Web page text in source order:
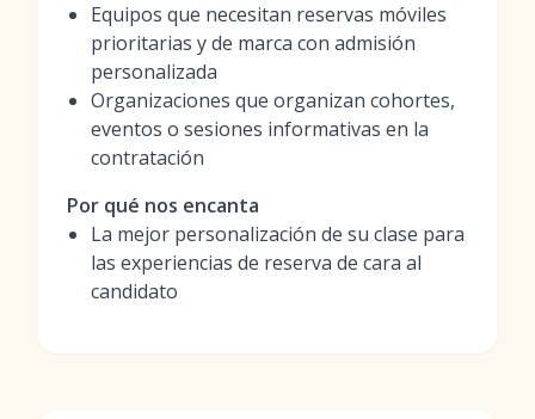
Equipos que necesitan reservas móviles
prioritarias y de marca con admisión
personalizada
Organizaciones que organizan cohortes,
eventos o sesiones informativas en la
contratación
Por qué nos encanta
La mejor personalización de su clase para
las experiencias de reserva de cara al
candidato